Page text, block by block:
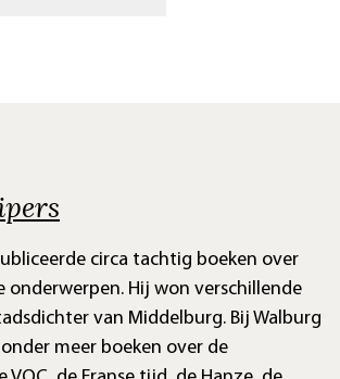
circa tachtig boeken over
onderwerpen. Hij won verschillende
van Middelburg. Bij Walburg
meer boeken over de